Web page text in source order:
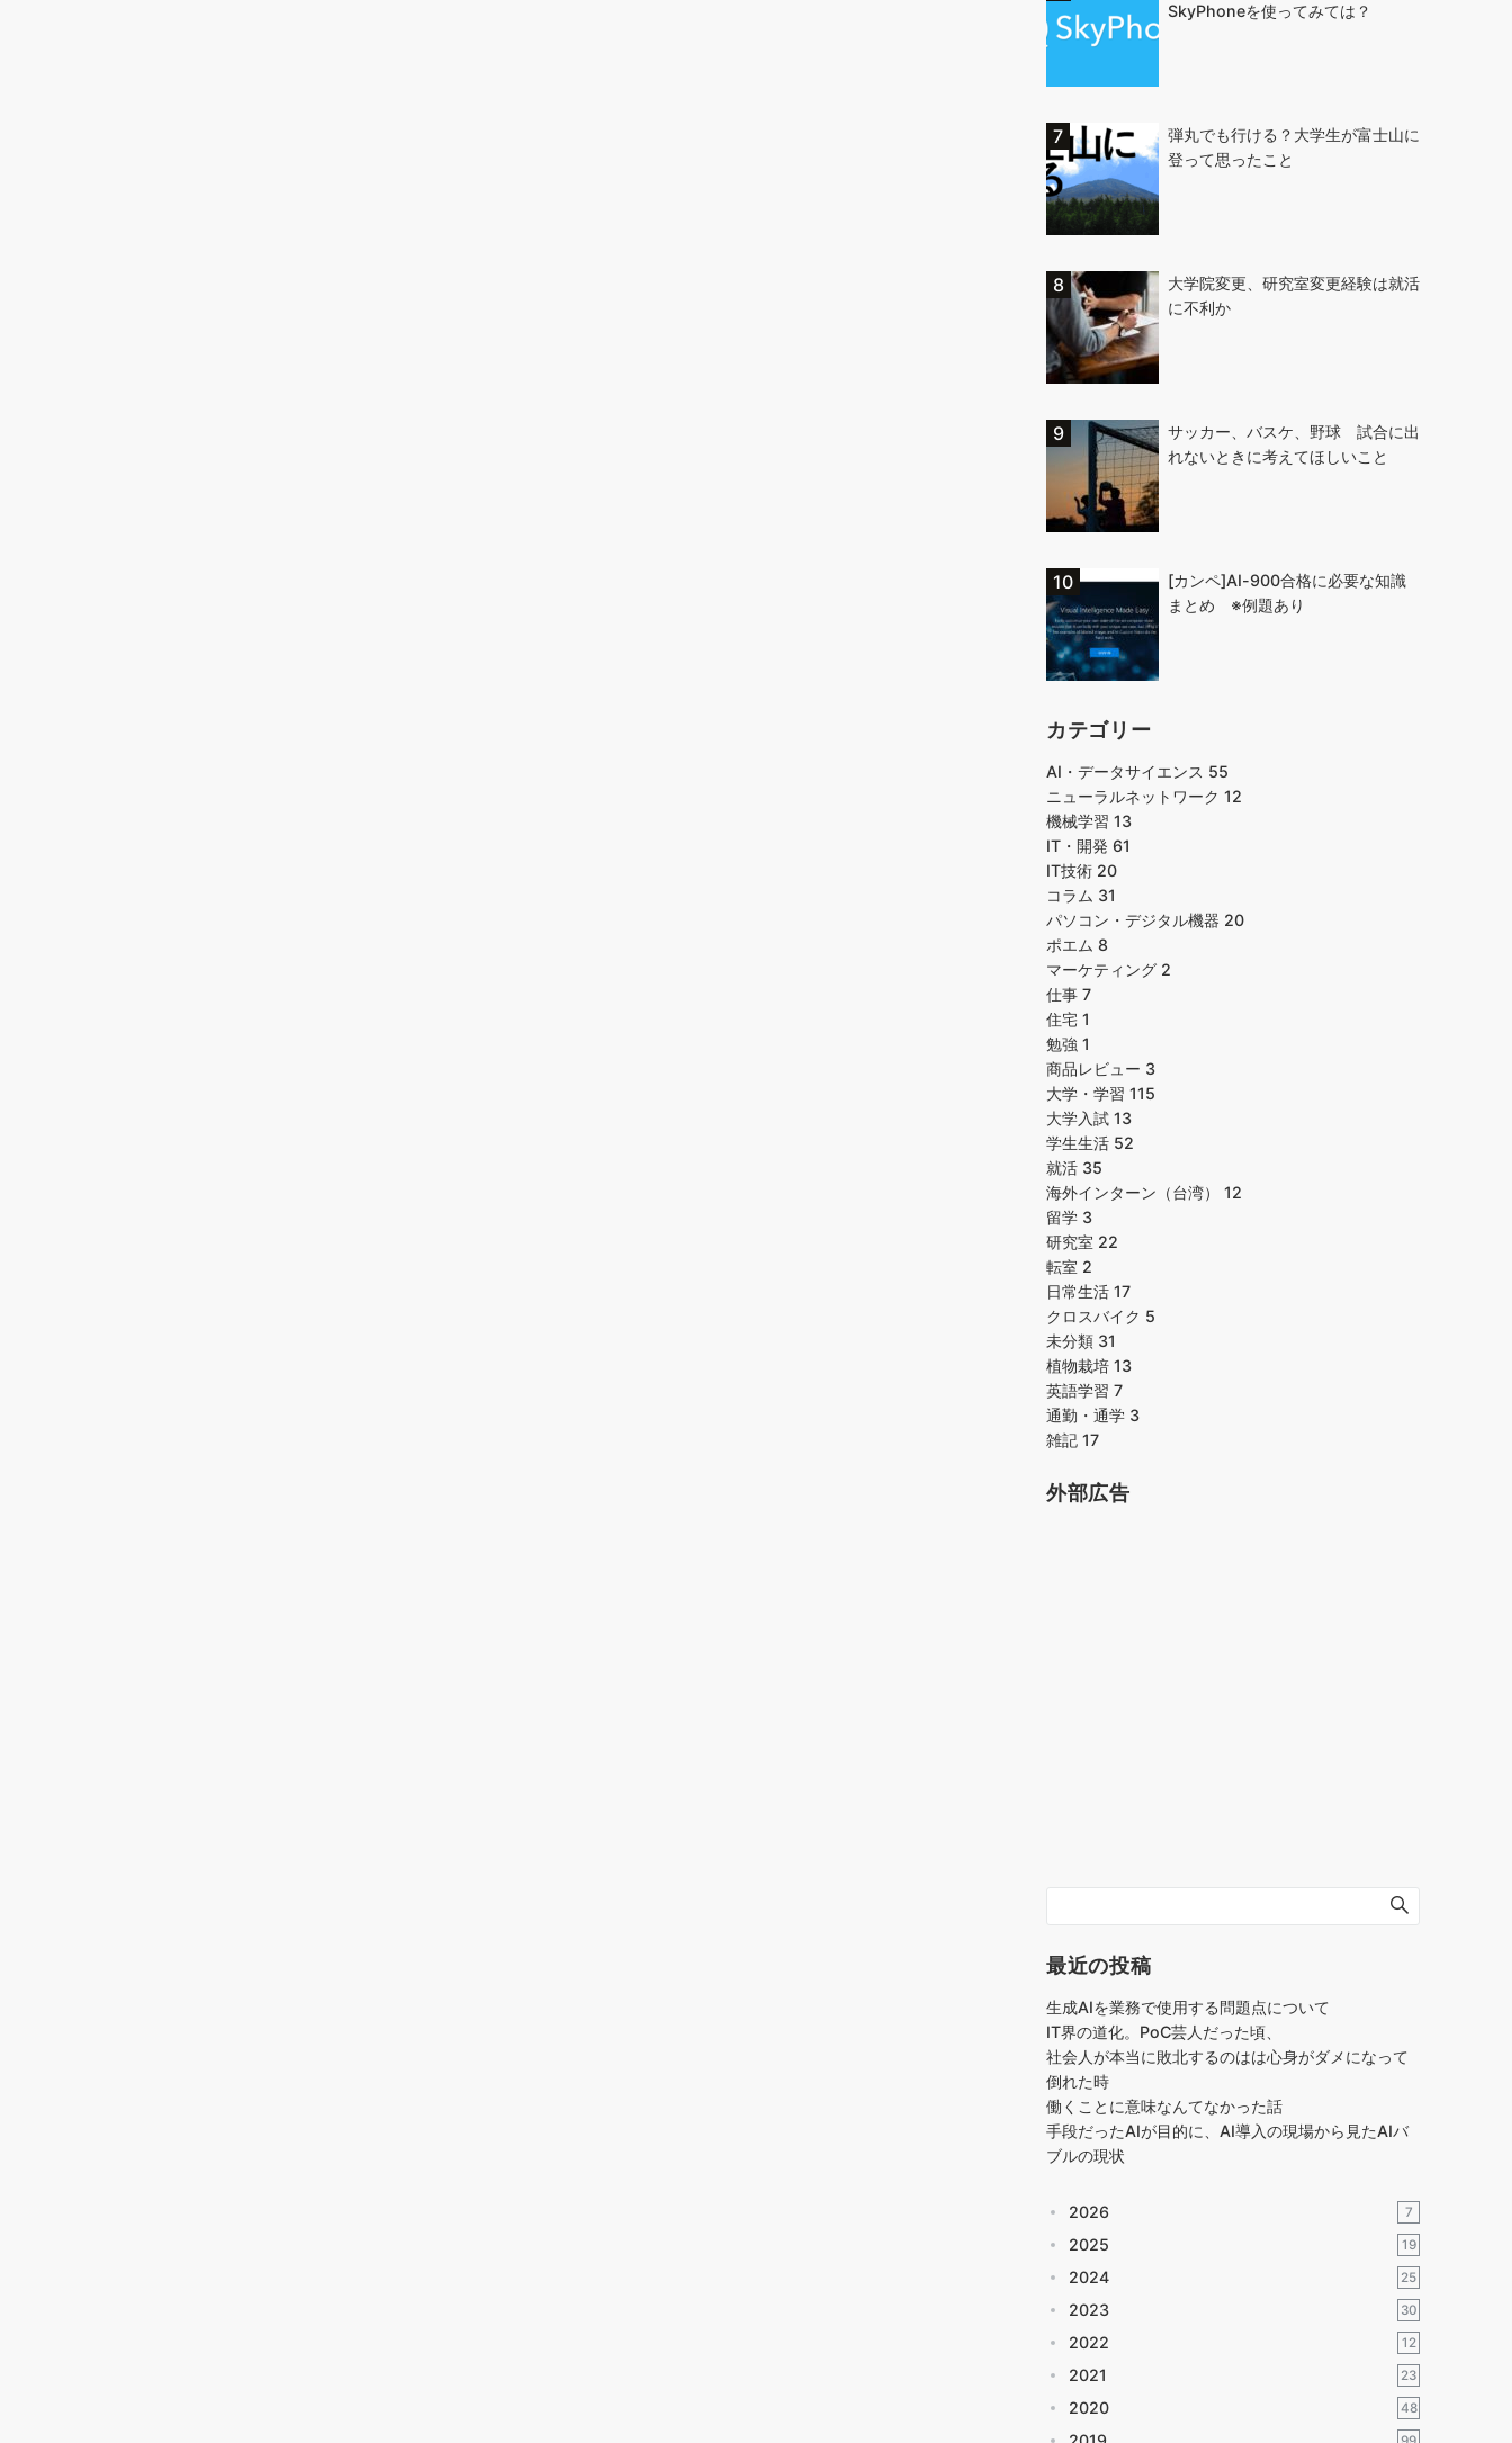
SkyPhoneを使ってみては？
弾丸でも行ける？大学生が富士山に
登って思ったこと
大学院変更、研究室変更経験は就活
に不利か
サッカー、バスケ、野球 試合に出
れないときに考えてほしいこと
[カンペ]AI-900合格に必要な知識
まとめ ※例題あり
カテゴリー
AI・データサイエンス 55
ニューラルネットワーク 12
機械学習 13
IT・開発 61
IT技術 20
コラム 31
パソコン・デジタル機器 20
ポエム 8
マーケティング 2
仕事 7
住宅 1
勉強 1
商品レビュー 3
大学・学習 115
大学入試 13
学生生活 52
就活 35
海外インターン（台湾） 12
留学 3
研究室 22
転室 2
日常生活 17
クロスバイク 5
未分類 31
植物栽培 13
英語学習 7
通勤・通学 3
雑記 17
外部広告
最近の投稿
生成AIを業務で使用する問題点について
IT界の道化。PoC芸人だった頃、
社会人が本当に敗北するのはは心身がダメになって
倒れた時
働くことに意味なんてなかった話
手段だったAIが目的に、AI導入の現場から見たAIバ
ブルの現状
2026 7
2025 19
2024 25
2023 30
2022 12
2021 23
2020 48